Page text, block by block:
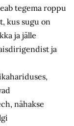
tegema roppu
kus sugu on
ja jälle
ja
nähakse